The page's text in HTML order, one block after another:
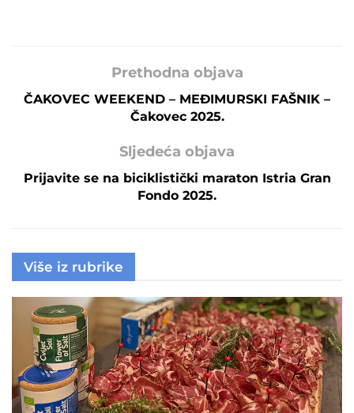
Prethodna objava
ČAKOVEC WEEKEND – MEĐIMURSKI FAŠNIK –
Čakovec 2025.
Sljedeća objava
Prijavite se na biciklistički maraton Istria Gran
Fondo 2025.
Više iz rubrike